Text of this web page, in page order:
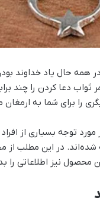
حال یاد خداوند
ثواب دعا کردن را چند
را برای شما به ارمغان
توجه بسیاری از
در این مطلب از
محصول نیز اطلاعاتی را